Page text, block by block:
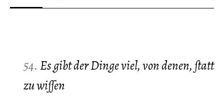
54. Es gibt der Dinge viel, von denen, ſtatt
zu wiſſen